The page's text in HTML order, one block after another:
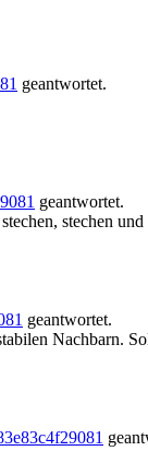
geantwortet.
geantwortet.
stechen und
geantwortet.
Nachbarn.